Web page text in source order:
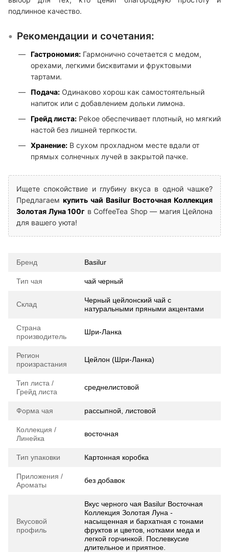
подлинное качество.
Рекомендации и сочетания:
Гастрономия: Гармонично сочетается с медом,
орехами, легкими бисквитами и фруктовыми
тартами.
Подача: Одинаково хорош как самостоятельный
напиток или с добавлением дольки лимона.
Грейд листа: Pekoe обеспечивает плотный, но мягкий
настой без лишней терпкости.
Хранение: В сухом прохладном месте вдали от
прямых солнечных лучей в закрытой пачке.
Ищете спокойствие и глубину вкуса в одной чашке?
Предлагаем купить чай Basilur Восточная Коллекция
Золотая Луна 100г в CoffeeTea Shop — магия Цейлона
для вашего уюта!
Бренд Basilur
Тип чая чай черный
Склад
Черный цейлонский чай с
натуральными пряными акцентами
Страна
производитель
Шри-Ланка
Регион
произрастания
Цейлон (Шри-Ланка)
Тип листа /
Грейд листа
среднелистовой
Форма чая рассыпной, листовой
Коллекция /
Линейка
восточная
Тип упаковки Картонная коробка
Приложения /
Ароматы
без добавок
Вкусовой
профиль
Вкус черного чая Basilur Восточная
Коллекция Золотая Луна -
насыщенная и бархатная с тонами
фруктов и цветов, нотками меда и
легкой горчинкой. Послевкусие
длительное и приятное.